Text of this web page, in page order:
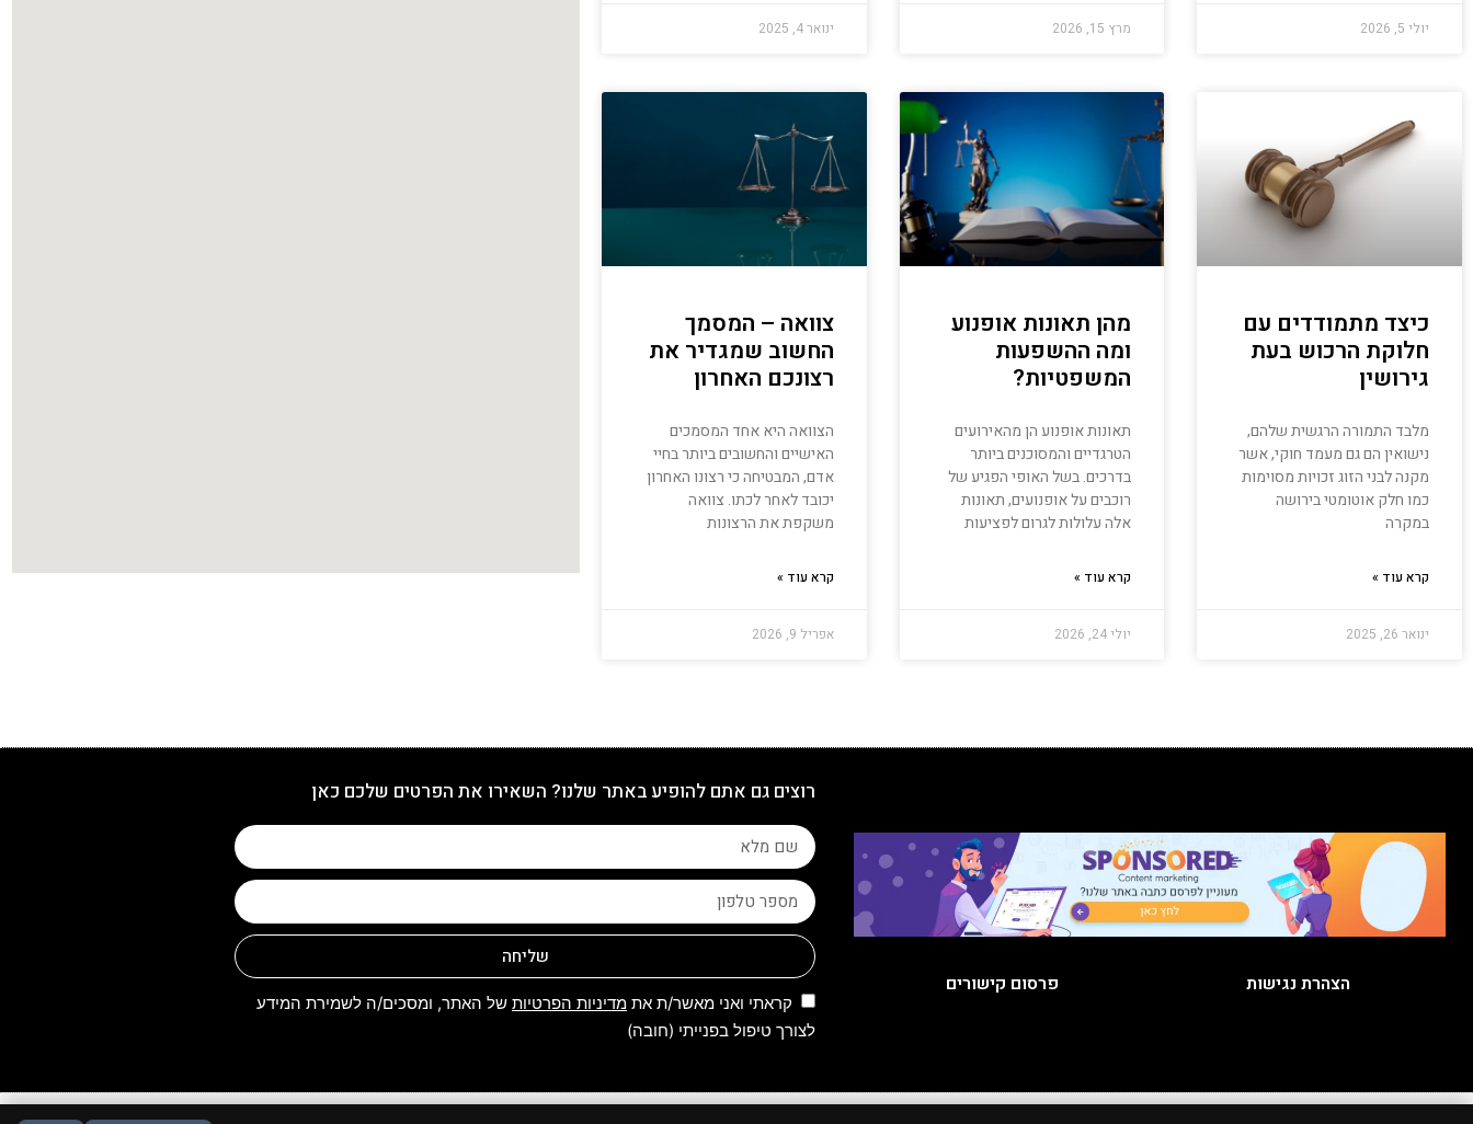
יולי 5, 2026 מרץ 15, 2026 ינואר 4, 2025
כיצד מתמודדים עם
חלוקת הרכוש בעת
גירושין
מלבד התמורה הרגשית שלהם,
נישואין הם גם מעמד חוקי, אשר
מקנה לבני הזוג זכויות מסוימות
כמו חלק אוטומטי בירושה
במקרה
קרא עוד »
ינואר 26, 2025
מהן תאונות אופנוע
ומה ההשפעות
המשפטיות?
תאונות אופנוע הן מהאירועים
הטרגדיים והמסוכנים ביותר
בדרכים. בשל האופי הפגיע של
רוכבים על אופנועים, תאונות
אלה עלולות לגרום לפציעות
קרא עוד »
יולי 24, 2026
צוואה – המסמך
החשוב שמגדיר את
רצונכם האחרון
הצוואה היא אחד המסמכים
האישיים והחשובים ביותר בחיי
אדם, המבטיחה כי רצונו האחרון
יכובד לאחר לכתו. צוואה
משקפת את הרצונות
קרא עוד »
אפריל 9, 2026
הצהרת נגישות פרסום קישורים
רוצים גם אתם להופיע באתר שלנו? השאירו את הפרטים שלכם כאן
שליחה
קראתי ואני מאשר/ת את מדיניות הפרטיות של האתר, ומסכים/ה לשמירת המידע
לצורך טיפול בפנייתי (חובה)